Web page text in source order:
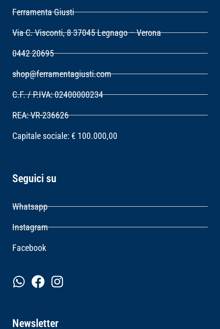
Ferramenta Giusti
Via C. Visconti, 8 37045 Legnago – Verona
0442 20695
shop@ferramentagiusti.com
C.F. / P.IVA: 02400000234
REA: VR-236626
Capitale sociale: € 100.000,00
Seguici su
Whatsapp
Instagram
Facebook
Newsletter